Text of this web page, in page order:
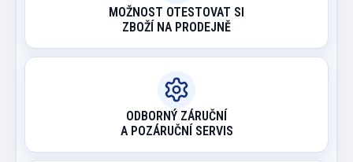
MOŽNOST OTESTOVAT SI
ZBOŽÍ NA PRODEJNĚ
ODBORNÝ ZÁRUČNÍ
A POZÁRUČNÍ SERVIS